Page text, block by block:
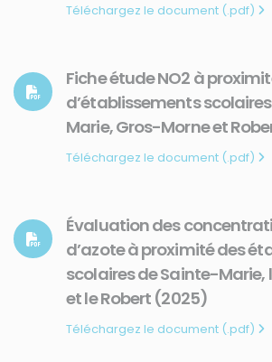
Téléchargez le document (.pdf)
Fiche étude NO2 à
d’établissements
Marie, Gros-Morne et
Téléchargez le document (.pdf)
Évaluation des
d’azote à proximité des
scolaires de Sainte-Marie,
et le Robert (2025)
Téléchargez le document (.pdf)